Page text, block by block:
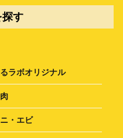
探す
ラボオリジナル
・エビ